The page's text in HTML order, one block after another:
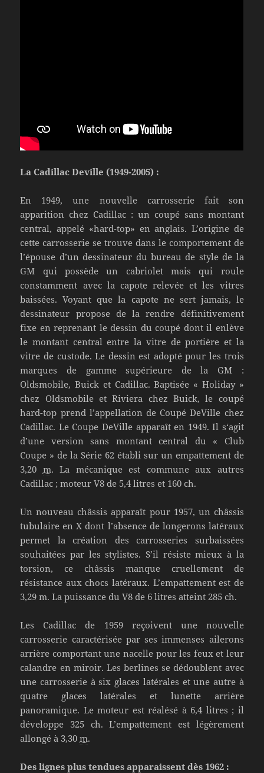
La Cadillac Deville (1949-2005) :
En 1949, une nouvelle carrosserie fait son
apparition chez Cadillac : un coupé sans montant
central, appelé «hard-top» en anglais. L’origine de
cette carrosserie se trouve dans le comportement de
l’épouse d’un dessinateur du bureau de style de la
GM qui possède un cabriolet mais qui roule
constamment avec la capote relevée et les vitres
baissées. Voyant que la capote ne sert jamais, le
dessinateur propose de la rendre définitivement
fixe en reprenant le dessin du coupé dont il enlève
le montant central entre la vitre de portière et la
vitre de custode. Le dessin est adopté pour les trois
marques de gamme supérieure de la GM :
Oldsmobile, Buick et Cadillac. Baptisée « Holiday »
chez Oldsmobile et Riviera chez Buick, le coupé
hard-top prend l’appellation de Coupé DeVille chez
Cadillac. Le Coupe DeVille apparaît en 1949. Il s‘agit
d’une version sans montant central du « Club
Coupe » de la Série 62 établi sur un empattement de
3,20 m. La mécanique est commune aux autres
Cadillac ; moteur V8 de 5,4 litres et 160 ch.
Un nouveau châssis apparaît pour 1957, un châssis
tubulaire en X dont l’absence de longerons latéraux
permet la création des carrosseries surbaissées
souhaitées par les stylistes. S’il résiste mieux à la
torsion, ce châssis manque cruellement de
résistance aux chocs latéraux. L’empattement est de
3,29 m. La puissance du V8 de 6 litres atteint 285 ch.
Les Cadillac de 1959 reçoivent une nouvelle
carrosserie caractérisée par ses immenses ailerons
arrière comportant une nacelle pour les feux et leur
calandre en miroir. Les berlines se dédoublent avec
une carrosserie à six glaces latérales et une autre à
quatre glaces latérales et lunette arrière
panoramique. Le moteur est réalésé à 6,4 litres ; il
développe 325 ch. L’empattement est légèrement
allongé à 3,30m.
Des lignes plus tendues apparaissent dès 1962 :